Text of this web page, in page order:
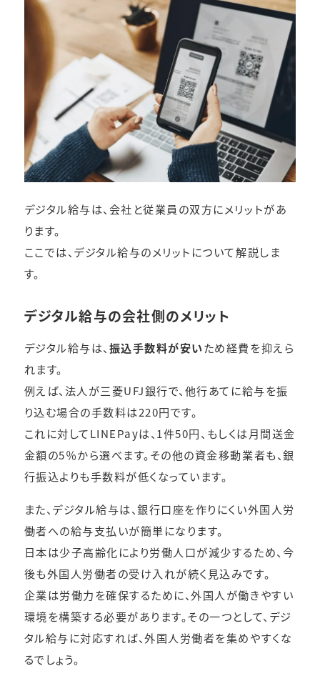
デジタル給与は、会社と従業員の双方にメリットがあ
ります。
ここでは、デジタル給与のメリットについて解説しま
す。
デジタル給与の会社側のメリット
デジタル給与は、 振込手数料が安いため経費を抑えら
れます。
例えば、法人が三菱UFJ銀行で、他行あてに給与を振
り込む場合の手数料は220円です。
これに対してLINEPayは、1件50円、もしくは月間送金
金額の5％から選べます。その他の資金移動業者も、銀
行振込よりも手数料が低くなっています。
また、デジタル給与は、銀行口座を作りにくい外国人労
働者への給与支払いが簡単になります。
日本は少子高齢化により労働人口が減少するため、今
後も外国人労働者の受け入れが続く見込みです。
企業は労働力を確保するために、外国人が働きやすい
環境を構築する必要があります。その一つとして、デジ
タル給与に対応すれば、外国人労働者を集めやすくな
るでしょう。